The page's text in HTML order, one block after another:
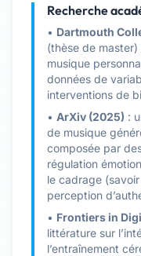
Recherche
• Dartmouth
(thèse de
musique
données de
interventions de
• ArXiv (2025) :
de musique
composée par
régulation
le cadrage (savoir
perception
• Frontiers in
littérature sur
l’entraînement